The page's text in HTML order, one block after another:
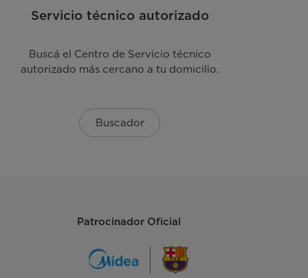
Servicio técnico autorizado
Buscá el Centro de Servicio técnico
autorizado más cercano a tu domicilio.
Buscador
Patrocinador Oficial